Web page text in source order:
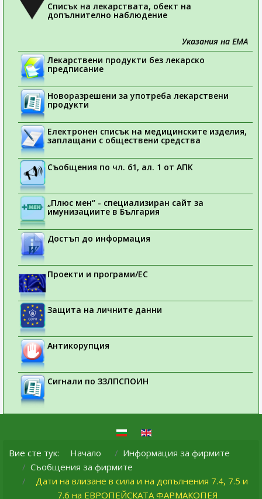
Списък на лекарствата, обект на
допълнително наблюдение
Указания на ЕМА
Лекарствени продукти без лекарско
предписание
Новоразрешени за употреба лекарствени
продукти
Електронен списък на медицинските изделия,
заплащани с обществени средства
Съобщения по чл. 61, ал. 1 от АПК
„Плюс мен“ - специализиран сайт за
имунизациите в България
Достъп до информация
Проекти и програми/ЕС
Защита на личните данни
Антикорупция
Сигнали по ЗЗЛПСПОИН
Вие сте тук: Начало
Информация за фирмите
Съобщения за фирмите
Дати на влизане в сила и на допълнения 7.4, 7.5 и
7.6 на ЕВРОПЕЙСКАТА ФАРМАКОПЕЯ